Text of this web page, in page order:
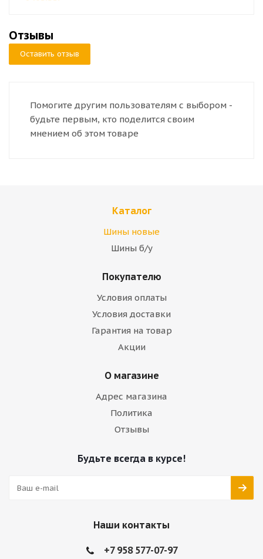
Отзывы
Оставить отзыв
Помогите другим пользователям с выбором -
будьте первым, кто поделится своим
мнением об этом товаре
Каталог
Шины новые
Шины б/у
Покупателю
Условия оплаты
Условия доставки
Гарантия на товар
Акции
О магазине
Адрес магазина
Политика
Отзывы
Будьте всегда в курсе!
Наши контакты
+7 958 577-07-97